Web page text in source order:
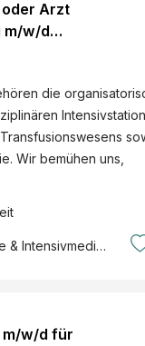
Arzt
m/w/d
Klinik
die
Intensivstation,
Wir bemühen uns,
Intensivmedizin
w/d für